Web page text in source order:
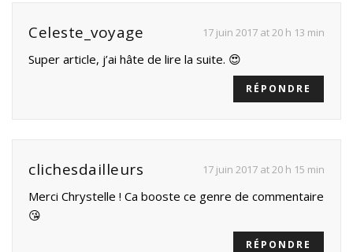
Celeste_voyage 17 juin 2017 at 20 h 13 min
Super article, j’ai hâte de lire la suite. 😍
RÉPONDRE
clichesdailleurs 17 juin 2017 at 20 h 15 min
Merci Chrystelle ! Ca booste ce genre de commentaire
😘
RÉPONDRE